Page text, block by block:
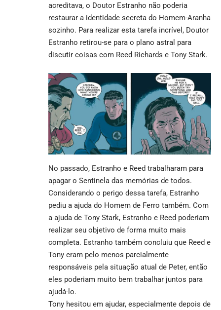
acreditava, o Doutor Estranho não poderia
restaurar a identidade secreta do Homem-Aranha
sozinho. Para realizar esta tarefa incrível, Doutor
Estranho retirou-se para o plano astral para
discutir coisas com Reed Richards e Tony Stark.
No passado, Estranho e Reed trabalharam para
apagar o Sentinela das memórias de todos.
Considerando o perigo dessa tarefa, Estranho
pediu a ajuda do Homem de Ferro também. Com
a ajuda de Tony Stark, Estranho e Reed poderiam
realizar seu objetivo de forma muito mais
completa. Estranho também concluiu que Reed e
Tony eram pelo menos parcialmente
responsáveis ​​pela situação atual de Peter, então
eles poderiam muito bem trabalhar juntos para
ajudá-lo.
Tony hesitou em ajudar, especialmente depois de